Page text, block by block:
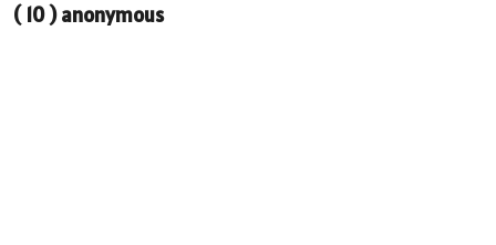
( 10 ) anonymous